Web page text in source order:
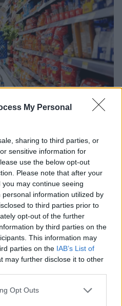
My Personal
sharing to third parties, or
sensitive information for
use the below opt-out
Please note that after your
may continue seeing
information utilized by
to third parties prior to
opt-out of the further
by third parties on the
This information may
parties on the IAB’s List of
may further disclose it to other
uses one or more Google
Opt Outs
- Δημιουργείται
σε λειτουργία
για την στρατηγική
ανασχεδιασμό του